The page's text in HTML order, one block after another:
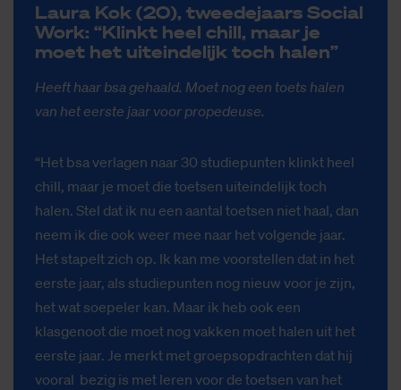
Lau­ra Kok (20), twee­de­jaars So­ci­al
Work: “Klinkt heel chill, maar je
moet het uit­ein­de­lijk toch ha­len”
Heeft haar bsa gehaald. Moet nog een toets halen
van het eerste jaar voor propedeuse.
“Het bsa verlagen naar 30 studiepunten klinkt heel
chill, maar je moet die toetsen uiteindelijk toch
halen. Stel dat ik nu een aantal toetsen niet haal, dan
neem ik die ook weer mee naar het volgende jaar.
Het stapelt zich op. Ik kan me voorstellen dat in het
eerste jaar, als studiepunten nog nieuw voor je zijn,
het wat soepeler kan. Maar ik heb ook een
klasgenoot die moet nog vakken moet halen uit het
eerste jaar. Je merkt met groepsopdrachten dat hij
vooral bezig is met leren voor de toetsen van het